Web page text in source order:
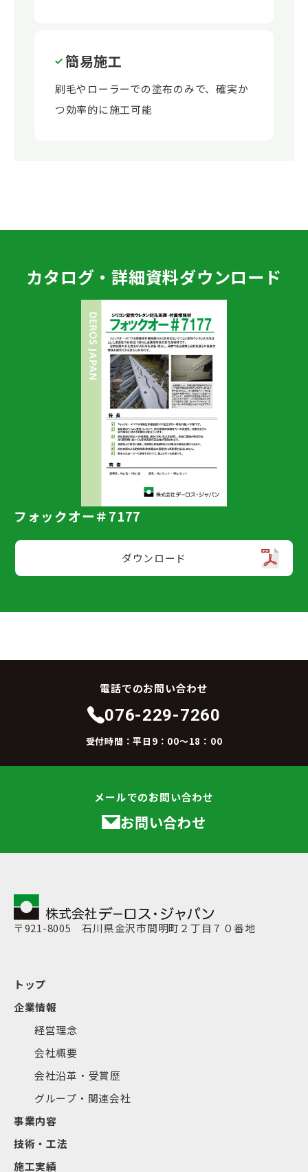
簡易施工
刷毛やローラーでの塗布のみで、確実か
つ効率的に施工可能
カタログ・詳細資料ダウンロード
フォックオー＃7177
ダウンロード
電話でのお問い合わせ
076-229-7260
受付時間：平日9：00～18：00
メールでのお問い合わせ
お問い合わせ
〒921-8005 石川県金沢市間明町２丁目７０番地
トップ
企業情報
経営理念
会社概要
会社沿革・受賞歴
グループ・関連会社
事業内容
技術・工法
施工実績